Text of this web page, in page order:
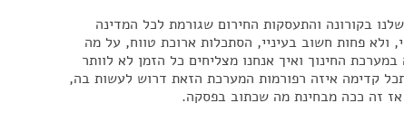
בקורונה והתעסקות החירום שגורמת לכל המדינה
ולא פחות חשוב בעיניי, הסתכלות ארוכת טווח, על מה
החינוך ואיך אנחנו מצליחים כל הזמן לא לוותר
קדימה איזה רפורמות המערכת הזאת דרוש לעשות בה,
אז זה ככה מבחינת מה שכתוב בפסקה.